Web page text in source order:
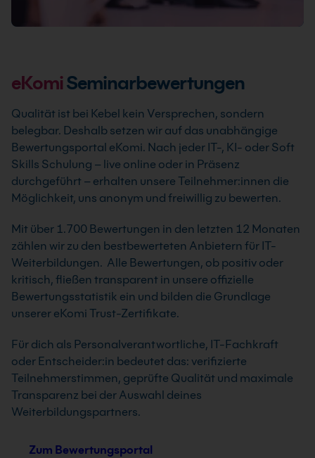
eKomiSeminarbewertungen
Qualität ist bei Kebel kein Versprechen, sondern
belegbar. Deshalb setzen wir auf das unabhängige
Bewertungsportal eKomi. Nach jeder IT-, KI- oder Soft
Skills Schulung – live online oder in Präsenz
durchgeführt – erhalten unsere Teilnehmer:innen die
Möglichkeit, uns anonym und freiwillig zu bewerten.
Mit über 1.700 Bewertungen in den letzten 12 Monaten
zählen wir zu den bestbewerteten Anbietern für IT-
Weiterbildungen. Alle Bewertungen, ob positiv oder
kritisch, fließen transparent in unsere offizielle
Bewertungsstatistik ein und bilden die Grundlage
unserer eKomi Trust-Zertifikate.
Für dich als Personalverantwortliche, IT-Fachkraft
oder Entscheider:in bedeutet das: verifizierte
Teilnehmerstimmen, geprüfte Qualität und maximale
Transparenz bei der Auswahl deines
Weiterbildungspartners.
Zum Bewertungsportal